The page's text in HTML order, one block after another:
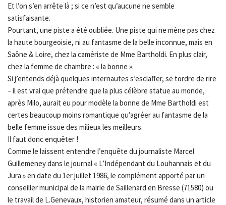
Et l’on s’en arrête là ; si ce n’est qu’aucune ne semble
satisfaisante.
Pourtant, une piste a été oubliée. Une piste qui ne mène pas chez
la haute bourgeoisie, ni au fantasme de la belle inconnue, mais en
Saône & Loire, chez la camériste de Mme Bartholdi. En plus clair,
chez la femme de chambre : « la bonne ».
Si j’entends déjà quelques internautes s’esclaffer, se tordre de rire
– il est vrai que prétendre que la plus célèbre statue au monde,
après Milo, aurait eu pour modèle la bonne de Mme Bartholdi est
certes beaucoup moins romantique qu’agréer au fantasme de la
belle femme issue des milieux les meilleurs.
Il faut donc enquêter !
Comme le laissent entendre l’enquête du journaliste Marcel
Guillemeney dans le journal « L’Indépendant du Louhannais et du
Jura » en date du 1er juillet 1986, le complément apporté par un
conseiller municipal de la mairie de Saillenard en Bresse (71580) ou
le travail de L.Genevaux, historien amateur, résumé dans un article